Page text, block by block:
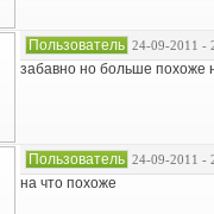
Пользователь 24-09-2011 -
забавно но больше похоже
Пользователь 24-09-2011 -
на что похоже